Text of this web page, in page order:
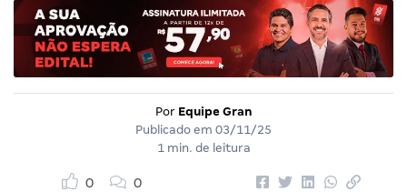
Por Equipe Gran
Publicado em 03/11/25
1 min. de leitura
0 0